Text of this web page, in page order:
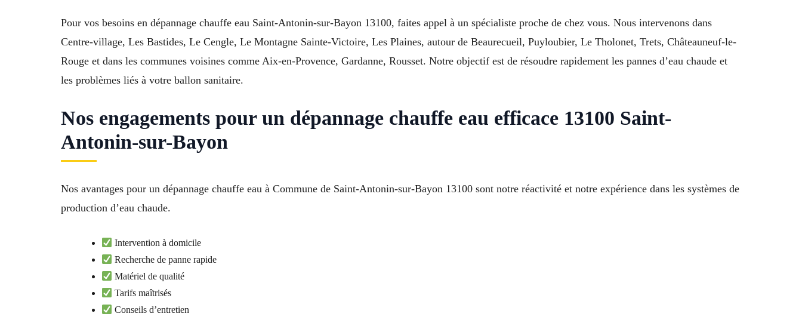
Pour vos besoins en dépannage chauffe eau Saint-Antonin-sur-Bayon 13100, faites appel à un spécialiste proche de chez vous. Nous intervenons dans
Centre-village, Les Bastides, Le Cengle, Le Montagne Sainte-Victoire, Les Plaines, autour de Beaurecueil, Puyloubier, Le Tholonet, Trets, Châteauneuf-le-
Rouge et dans les communes voisines comme Aix-en-Provence, Gardanne, Rousset. Notre objectif est de résoudre rapidement les pannes d’eau chaude et
les problèmes liés à votre ballon sanitaire.
Nos engagements pour un dépannage chauffe eau efficace 13100 Saint-
Antonin-sur-Bayon
Nos avantages pour un dépannage chauffe eau à Commune de Saint-Antonin-sur-Bayon 13100 sont notre réactivité et notre expérience dans les systèmes de
production d’eau chaude.
Intervention à domicile
Recherche de panne rapide
Matériel de qualité
Tarifs maîtrisés
Conseils d’entretien